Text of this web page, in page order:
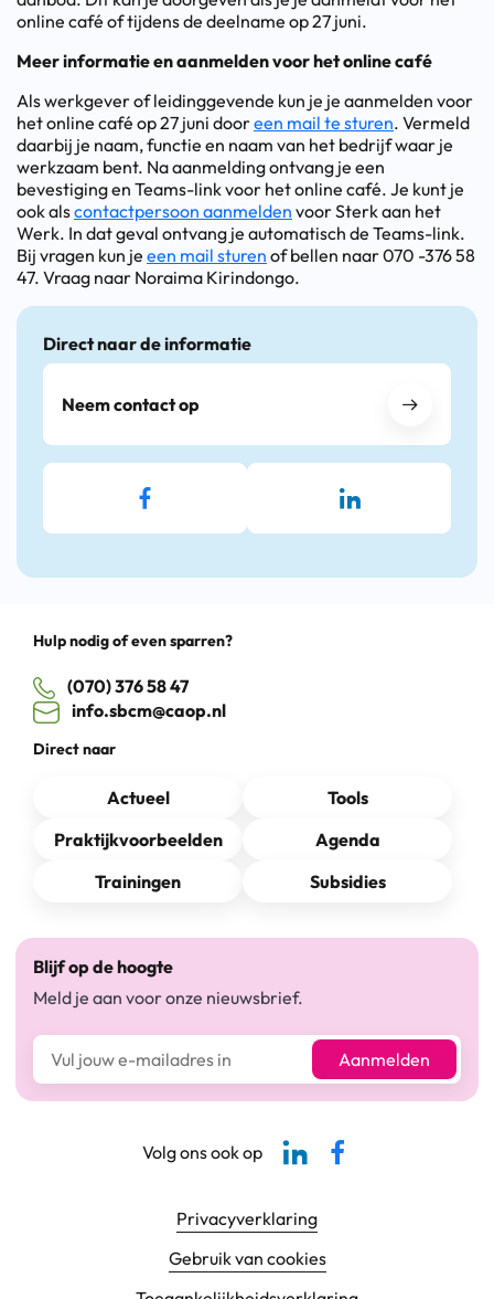
online café of tijdens de deelname op 27 juni.
Meer informatie en aanmelden voor het online café
Als werkgever of leidinggevende kun je je aanmelden voor
het online café op 27 juni dooreen mail te sturen. Vermeld
daarbij je naam, functie en naam van het bedrijf waar je
werkzaam bent. Na aanmelding ontvang je een
bevestiging en Teams-link voor het online café. Je kunt je
ook alscontactpersoon aanmelden voor Sterk aan het
Werk. In dat geval ontvang je automatisch de Teams-link.
Bij vragen kun je een mail sturen of bellen naar 070 -376 58
47. Vraag naar Noraima Kirindongo.
Direct naar de informatie
Neem contact op
Hulp nodig of even sparren?
(070) 376 58 47
info.sbcm@caop.nl
Direct naar
Actueel
Tools
Praktijkvoorbeelden
Agenda
Trainingen
Subsidies
Blijf op de hoogte
Meld je aan voor onze nieuwsbrief.
E-mailadres* Aanmelden
Footer navigatie
Privacyverklaring
Gebruik van cookies
Volg ons ook op
Linkedin-pagina SBCM
Facebook SBCM